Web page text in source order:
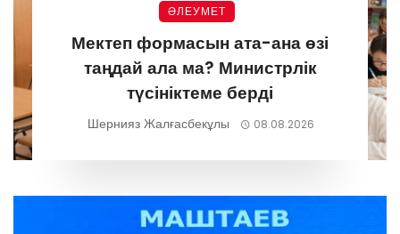
ӘЛЕУМЕТ
Мектеп формасын ата-ана өзі
таңдай ала ма? Министрлік
түсініктеме берді
Шернияз Жалғасбекұлы 08.08.2026